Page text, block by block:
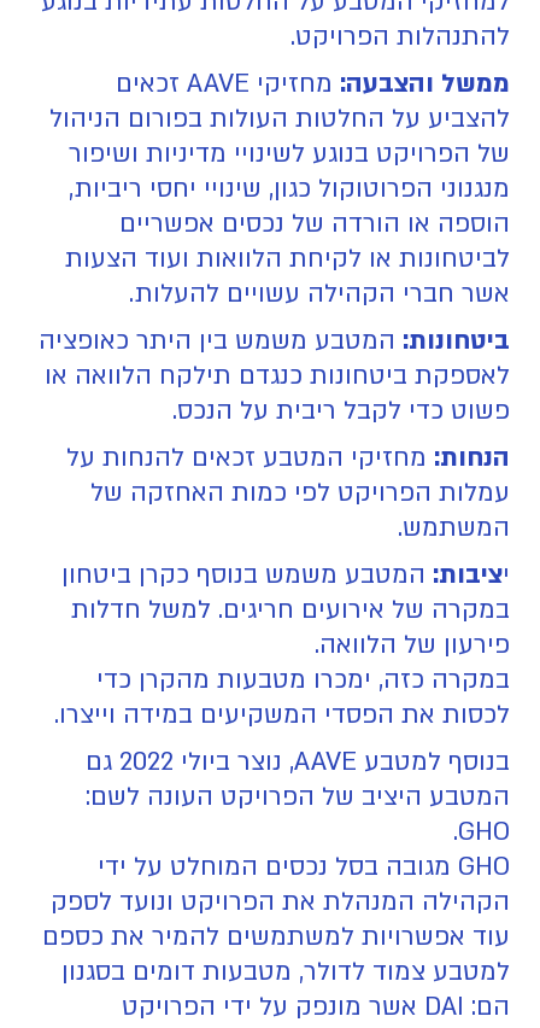
להתנהלות הפרויקט.
ממשל והצבעה:
מחזיקי AAVE זכאים
להצביע על החלטות העולות בפורום הניהול
של הפרויקט בנוגע לשינויי מדיניות ושיפור
מנגנוני הפרוטוקול כגון, שינויי יחסי ריביות,
הוספה או הורדה של נכסים אפשריים
לביטחונות או לקיחת הלוואות ועוד הצעות
אשר חברי הקהילה עשויים להעלות.
ביטחונות: המטבע משמש בין היתר כאופציה
לאספקת ביטחונות כנגדם תילקח הלוואה או
פשוט כדי לקבל ריבית על הנכס.
הנחות: מחזיקי המטבע זכאים להנחות על
עמלות הפרויקט לפי כמות האחזקה של
המשתמש.
יציבות: המטבע משמש בנוסף כקרן ביטחון
במקרה של אירועים חריגים. למשל חדלות
פירעון של הלוואה.
במקרה כזה, ימכרו מטבעות מהקרן כדי
לכסות את הפסדי המשקיעים במידה וייצרו.
בנוסף למטבע AAVE, נוצר ביולי 2022 גם
המטבע היציב של הפרויקט העונה לשם:
GHO.
GHO מגובה בסל נכסים המוחלט על ידי
הקהילה המנהלת את הפרויקט ונועד לספק
עוד אפשרויות למשתמשים להמיר את כספם
למטבע צמוד לדולר, מטבעות דומים בסגנון
הם: DAI אשר מונפק על ידי הפרויקט